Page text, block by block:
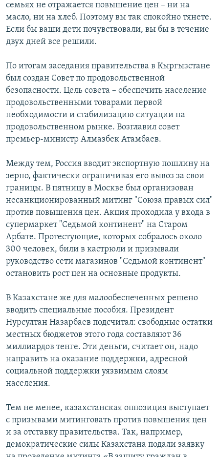
семьях не отражается повышение цен – ни на
масло, ни на хлеб. Поэтому вы так спокойно тянете.
Если бы ваши дети почувствовали, вы бы в течение
двух дней все решили.
По итогам заседания правительства в Кыргызстане
был создан Совет по продовольственной
безопасности. Цель совета – обеспечить население
продовольственными товарами первой
необходимости и стабилизацию ситуации на
продовольственном рынке. Возглавил совет
премьер-министр Алмазбек Атамбаев.
Между тем, Россия вводит экспортную пошлину на
зерно, фактически ограничивая его вывоз за свои
границы. В пятницу в Москве был организован
несанкционированный митинг "Союза правых сил"
против повышения цен. Акция проходила у входа в
супермаркет "Седьмой континент" на Старом
Арбате. Протестующие, которых собралось около
300 человек, били в кастрюли и призывали
руководство сети магазинов "Седьмой континент"
остановить рост цен на основные продукты.
В Казахстане же для малообеспеченных решено
вводить специальные пособия. Президент
Нурсултан Назарбаев подсчитал: свободные остатки
местных бюджетов этого года составляют 36
миллиардов тенге. Эти деньги, считает он, надо
направить на оказание поддержки, адресной
социальной поддержки уязвимым слоям
населения.
Тем не менее, казахстанская оппозиция выступает
с призывами митинговать против повышения цен
и за отставку правительства. Так, например,
демократические силы Казахстана подали заявку